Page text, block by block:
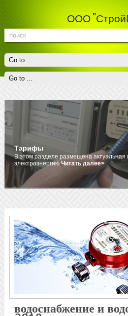
ООО
Тарифы
В этом разделе размещена
электроэнергиюЧитать далее>
водоснабжение и